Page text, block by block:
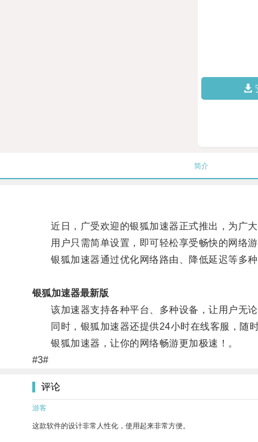
简介
近日，广受欢迎的银狐加速器正式推出，为广大
用户只需简单设置，即可轻松享受畅快的网络游
银狐加速器通过优化网络路由、降低延迟等多种
银狐加速器最新版
该加速器支持各种平台、多种设备，让用户无论
同时，银狐加速器还提供24小时在线客服，随时
银狐加速器，让你的网络畅游更加极速！。
#3#
评论
游客
这款软件的设计非常人性化，使用起来非常方便。